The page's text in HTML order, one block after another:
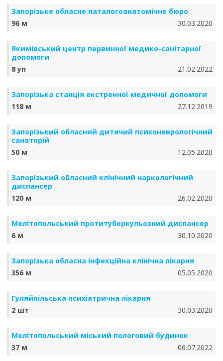
Запорізьке обласне паталогоанатомічне бюро
96 м
30.03.2020
Якимівський центр первинної медико-санітарної
допомоги
8 уп
21.02.2022
Запорізька станція екстренної медичної допомоги
118 м
27.12.2019
Запорізький обласний дитячий психоневрологічний
санаторій
50 м
12.05.2020
Запорізький обласний клінічний наркологічний
диспансер
120 м
26.02.2020
Мелітопольський протитуберкульозний диспансер
6 м
30.10.2020
Запорізька обласна інфекційна клінічна лікарня
356 м
05.05.2020
Гуляйпільська психіатрична лікарня
2 шт
30.03.2020
Мелітопольський міський пологовий будинок
37 м
06.07.2022